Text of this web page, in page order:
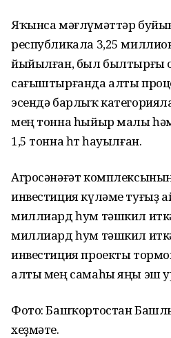
Яҡынса мәғлүмәттәр
республикала 3,25
йыйылған, был былтырғы
сағыштырғанда алты
эсендә барлыҡ
мең тонна һыйыр малы
1,5 тонна һөт һауылған.
Агросәнәғәт
инвестиция күләме туғыҙ
миллиард һум тәшкил
миллиард һум тәшкил иткән
инвестиция проекты
алты мең самаһы яңы эш
Фото: Башҡортостан
хеҙмәте.